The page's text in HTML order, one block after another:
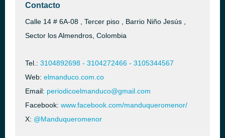
Contacto
Calle 14 # 6A-08 , Tercer piso , Barrio Niño Jesús ,
Sector los Almendros, Colombia
Tel.: 3104892698 - 3104272466 - 3105344567
Web: elmanduco.com.co
Email: periodicoelmanduco@gmail.com
Facebook: www.facebook.com/manduqueromenor/
X: @Manduqueromenor